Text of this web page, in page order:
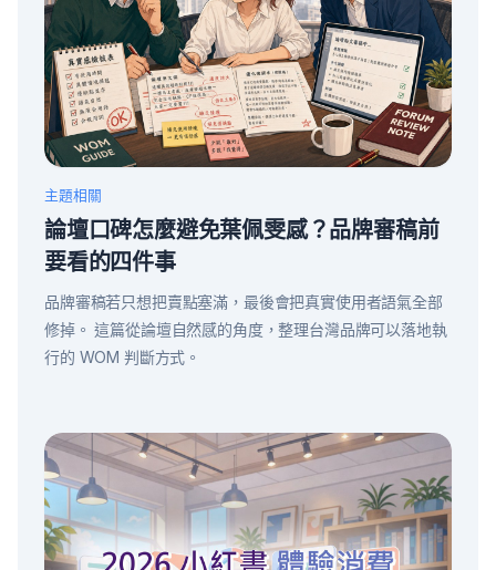
主題相關
論壇口碑怎麼避免葉佩雯感？品牌審稿前
要看的四件事
品牌審稿若只想把賣點塞滿，最後會把真實使用者語氣全部
修掉。 這篇從論壇自然感的角度，整理台灣品牌可以落地執
行的 WOM 判斷方式。